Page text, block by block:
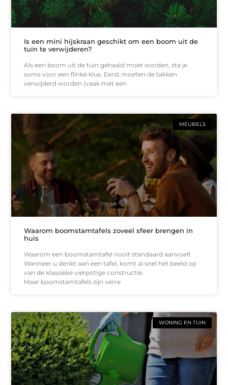
Is een mini hijskraan geschikt om een boom uit de
tuin te verwijderen?
Als een boom uit de tuin gehaald moet worden, sta je
soms voor een flinke klus. Eerst moeten de takken
verwijderd worden (vaak met een
MEUBELS
Waarom boomstamtafels zoveel sfeer brengen in
huis
Waarom een boomstamtafel nooit standaard aanvoelt
Wanneer u denkt aan een tafel, komt al snel het beeld op
van de klassieke vierpotige constructie.
Maar boomstamtafels zijn verre
WONING EN TUIN